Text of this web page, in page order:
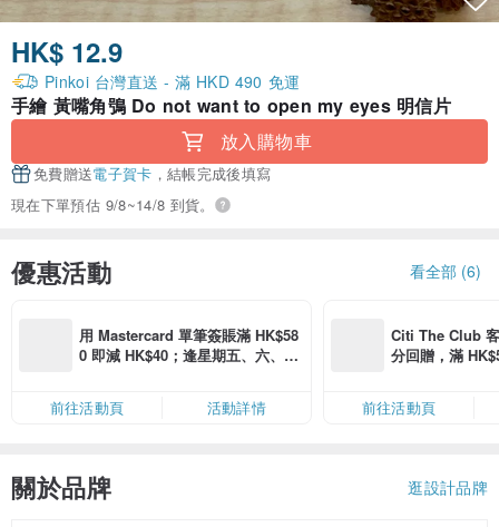
HK$ 12.9
Pinkoi 台灣直送 - 滿 HKD 490 免運
手繪 黃嘴角鴞 Do not want to open my eyes 明信片
放入購物車
免費贈送電子賀卡 ，結帳完成後填寫
現在下單預估 9/8~14/8 到貨。
優惠活動 看全部 (6)
用 Mastercard 單筆簽賬滿 HK$58
0 即減 HK$40；逢星期五、六、日
卡」結帳）
前往活動頁 活動詳情
Citi The Club
分回贈，滿
前往活動頁
關於品牌 逛設計品牌